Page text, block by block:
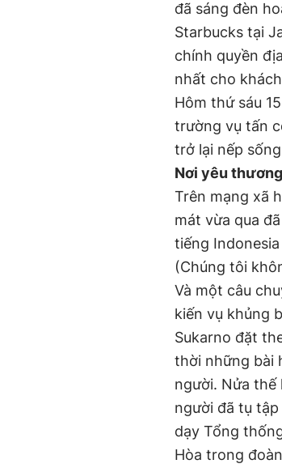
đã sáng đèn
Starbucks tại
chính quyền
nhất cho
Hôm thứ sáu
trường vụ tấn
trở lại nếp
Nơi yêu
Trên mạng xã
mát vừa qua
tiếng Indonesia
(Chúng tôi
Và một câu
kiến vụ khủng
Sukarno đặt
thời những bài
người. Nửa thế
người đã tụ
dạy Tổng
Hòa trong